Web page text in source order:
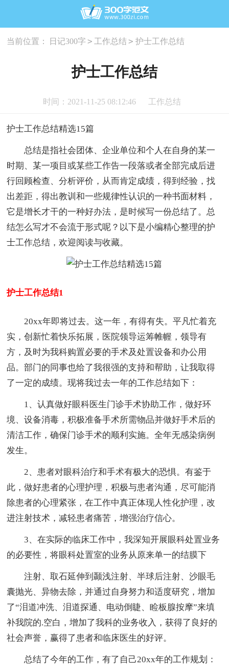
当前位置： 日记300字 > 工作总结 > 护士工作总结
护士工作总结
时间：2021-11-25 08:12:46 工作总结
护士工作总结精选15篇
总结是指社会团体、企业单位和个人在自身的某一
时期、某一项目或某些工作告一段落或者全部完成后进
行回顾检查、分析评价，从而肯定成绩，得到经验，找
出差距，得出教训和一些规律性认识的一种书面材料，
它是增长才干的一种好办法，是时候写一份总结了。总
结怎么写才不会流于形式呢？以下是小编精心整理的护
士工作总结，欢迎阅读与收藏。
护士工作总结1
20xx年即将过去。这一年，有得有失。平凡忙着充
实，创新忙着快乐拓展，医院领导运筹帷幄，领导有
方，及时为我科购置必要的手术及处置设备和办公用
品。部门的同事也给了我很强的支持和帮助，让我取得
了一定的成绩。现将我过去一年的工作总结如下：
1、认真做好眼科医生门诊手术协助工作，做好环
境、设备消毒，积极准备手术所需物品并做好手术后的
清洁工作，确保门诊手术的顺利实施。全年无感染病例
发生。
2、患者对眼科治疗和手术有极大的恐惧。有鉴于
此，做好患者的心理护理，积极与患者沟通，尽可能消
除患者的心理紧张，在工作中真正体现人性化护理，改
进注射技术，减轻患者痛苦，增强治疗信心。
3、在实际的临床工作中，我深知开展眼科处置业务
的必要性，将眼科处置室的业务从原来单一的结膜下
注射、取石延伸到颞浅注射、半球后注射、沙眼毛
囊抛光、异物去除，并通过自身努力和适度研究，增加
了“泪道冲洗、泪道探通、电动倒睫、睑板腺按摩”来填
补我院的.空白，增加了我科的业务收入，获得了良好的
社会声誉，赢得了患者和临床医生的好评。
总结了今年的工作，有了自己20xx年的工作规划：